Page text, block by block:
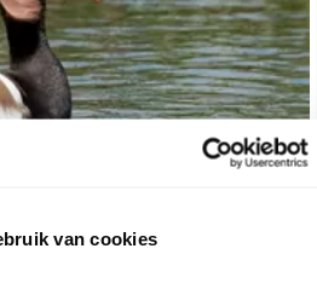
van cookies